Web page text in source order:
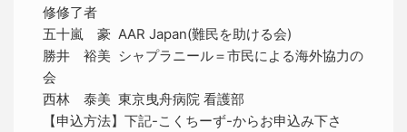
修修了者
五十嵐 豪 AAR Japan(難民を助ける会)
勝井 裕美 シャプラニール＝市民による海外協力の
会
西林 泰美 東京曳舟病院 看護部
【申込方法】下記-こくちーず-からお申込み下さ